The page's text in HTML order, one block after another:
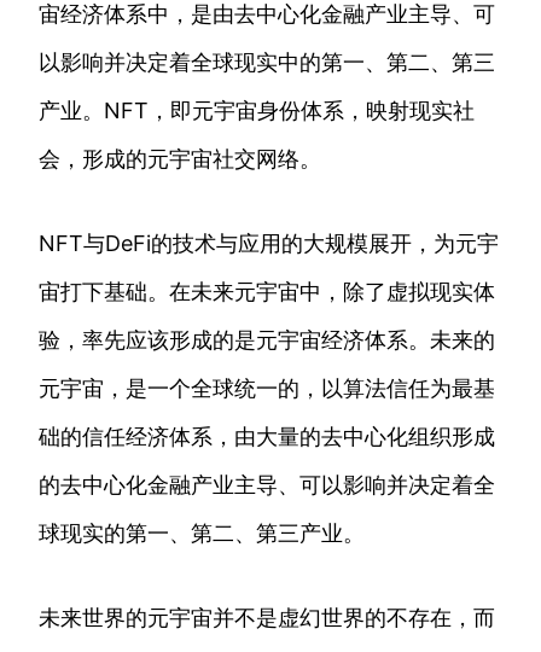
宙经济体系中，是由去中心化金融产业主导、可
以影响并决定着全球现实中的第一、第二、第三
产业。NFT，即元宇宙身份体系，映射现实社
会，形成的元宇宙社交网络。
NFT与DeFi的技术与应用的大规模展开，为元宇
宙打下基础。在未来元宇宙中，除了虚拟现实体
验，率先应该形成的是元宇宙经济体系。未来的
元宇宙，是一个全球统一的，以算法信任为最基
础的信任经济体系，由大量的去中心化组织形成
的去中心化金融产业主导、可以影响并决定着全
球现实的第一、第二、第三产业。
未来世界的元宇宙并不是虚幻世界的不存在，而